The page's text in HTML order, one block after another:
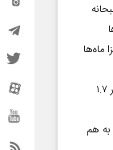
کنم؟ معرفی ۳۰ صبحانه
ماه‌ها
ثبت‌نام ۲.۵ میلیون زائر در سماح | عبور ۱.۷
هم